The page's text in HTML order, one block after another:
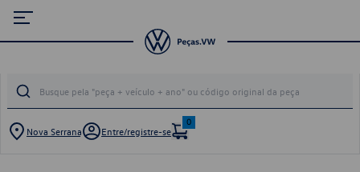
Nova Serrana Entre/registre-se
0